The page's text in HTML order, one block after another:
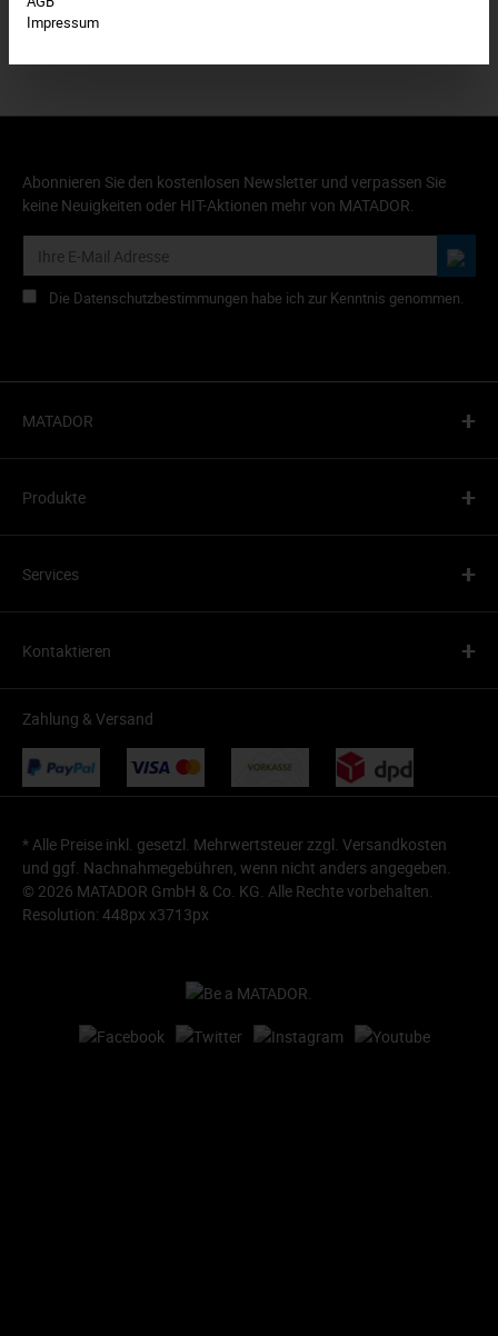
Abonnieren Sie den kostenlosen Newsletter und verpassen Sie
keine Neuigkeiten oder HIT-Aktionen mehr von MATADOR.
Die Datenschutzbestimmungen habe ich zur Kenntnis genommen.
MATADOR +
Produkte +
Services +
Kontaktieren +
Zahlung & Versand
* Alle Preise inkl. gesetzl. Mehrwertsteuer zzgl. Versandkosten
und ggf. Nachnahmegebühren, wenn nicht anders angegeben.
© 2026 MATADOR GmbH & Co. KG. Alle Rechte vorbehalten.
Resolution: 448px x3713px
Impressum